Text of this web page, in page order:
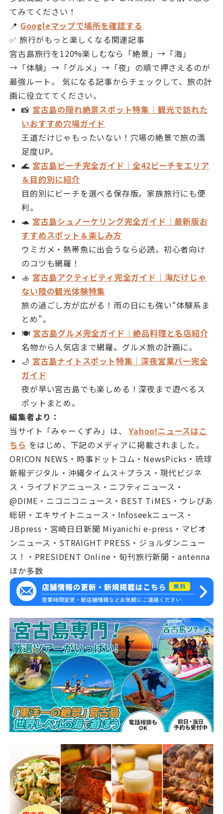
てみてください！
📍 Googleマップで場所を確認する
✅ 旅行がもっと楽しくなる関連記事
宮古島旅行を120%楽しむなら「絶景」→「海」
→「体験」→「グルメ」→「夜」の順で押さえるのが
最強ルート。 気になる記事からチェックして、旅の計
画に役立ててください。
📸 宮古島の隠れ絶景スポット特集｜観光で訪れた
いおすすめ穴場ガイド
王道だけじゃもったいない！穴場の絶景で旅の満
足度UP。
🌊 宮古島ビーチ完全ガイド｜全42ビーチをエリア
＆目的別に紹介
目的別にビーチを選べる保存版。家族旅行にも便
利。
🐢 宮古島シュノーケリング完全ガイド｜最新版お
すすめスポット＆楽しみ方
ウミガメ・熱帯魚に出会うなら必読。初心者向け
のコツも網羅！
🚣 宮古島アクティビティ完全ガイド｜海だけじゃ
ない陸の観光体験特集
旅の過ごし方が広がる！雨の日にも強い“体験系ま
とめ”。
🍽 宮古島グルメ完全ガイド｜絶品料理と名店紹介
名物から人気店まで網羅。グルメ旅の計画に。
🌙 宮古島ナイトスポット特集｜深夜営業バー完全
ガイド
夜が早い宮古島でも楽しめる！深夜まで遊べるス
ポットまとめ。
編集者より：
当サイト「みゃーくずみ」は、Yahoo!ニュースはこ
ちら をはじめ、下記のメディアに掲載されました。
ORICON NEWS・時事ドットコム・NewsPicks・琉球
新報デジタル・沖縄タイムス＋プラス・現代ビジネ
ス・ライブドアニュース・ニフティニュース・
@DIME・ニコニコニュース・BEST TiMES・ウレぴあ
総研・エキサイトニュース・Infoseekニュース・
JBpress・宮崎日日新聞 Miyanichi e-press・マピオ
ンニュース・STRAIGHT PRESS・ジョルダンニュー
ス！・PRESIDENT Online・旬刊旅行新聞・antenna
ほか多数